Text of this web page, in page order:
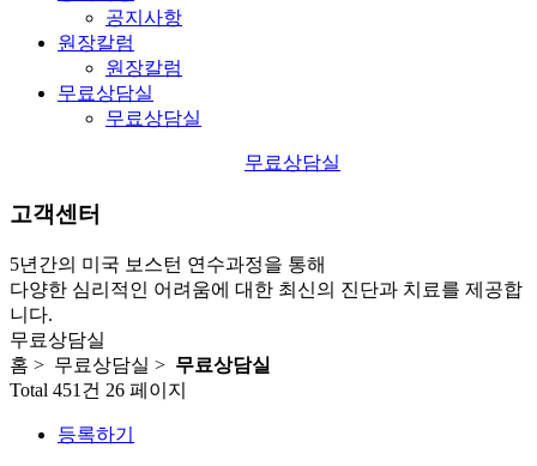
공지사항
원장칼럼
원장칼럼
무료상담실
무료상담실
무료상담실
고객센터
5년간의 미국 보스턴 연수과정을 통해
다양한 심리적인 어려움에 대한 최신의 진단과 치료를 제공합
니다.
무료상담실
홈 > 무료상담실 > 무료상담실
Total 451건 26 페이지
등록하기